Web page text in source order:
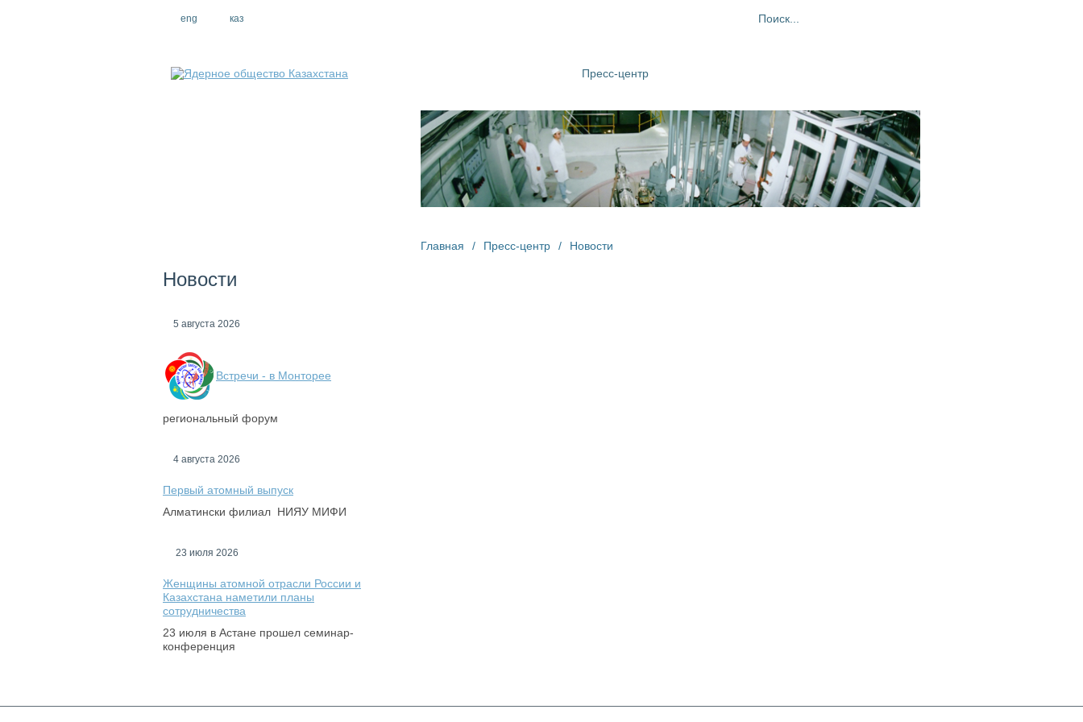
eng каз
Новости
5 августа 2026
Встречи - в Монторее
региональный форум
4 августа 2026
Первый атомный выпуск
Алматински филиал НИЯУ МИФИ
23 июля 2026
Женщины атомной отрасли России и
Казахстана наметили планы
сотрудничества
23 июля в Астане прошел семинар-
конференция
Пресс-центр
Главная / Пресс-центр / Новости